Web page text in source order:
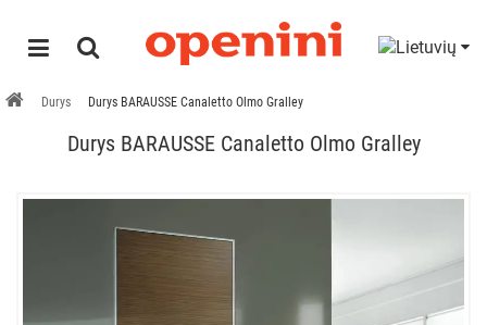
Durys Durys BARAUSSE Canaletto Olmo Gralley
Durys BARAUSSE Canaletto Olmo Gralley